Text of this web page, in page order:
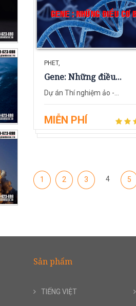
PHET,
Gene: Những điều...
Dự án Thí nghiệm ảo -...
MIỄN PHÍ
1 2 3 4 5
Sản phẩm
TIẾNG VIỆT